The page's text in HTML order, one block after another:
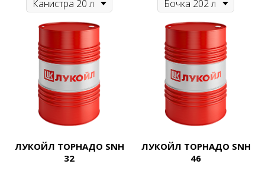
ЛУКОЙЛ ТОРНАДО SNH
32
ЛУКОЙЛ ТОРНАДО SNH
46